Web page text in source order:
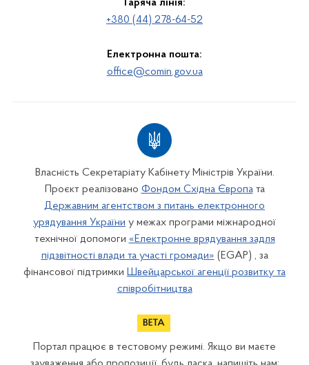
Гаряча лінія:
+380 (44) 278-64-52
Електронна пошта:
office@comin.gov.ua
Власність Секретаріату Кабінету Міністрів України.
Проєкт реалізовано Фондом Східна Європата
Державним агентством з питань електронного
урядування України у межах програми міжнародної
технічної допомоги «Електронне врядування задля
підзвітності влади та участі громади» (EGAP) , за
фінансової підтримки Швейцарської агенції розвитку та
співробітництва
Портал працює в тестовому режимі. Якщо ви маєте